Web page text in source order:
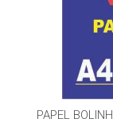
PAPEL